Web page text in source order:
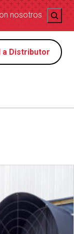
nosotros Search
a Distributor